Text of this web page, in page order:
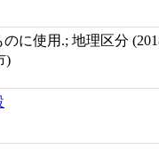
のに使用.; 地理区分
)